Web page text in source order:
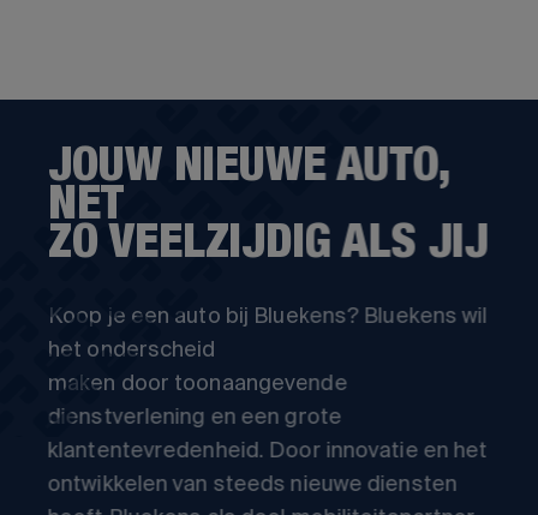
JOUW NIEUWE AUTO,
NET
ZO VEELZIJDIG ALS JIJ
Koop je een auto bij Bluekens? Bluekens wil
het onderscheid
maken door toonaangevende
dienstverlening en een grote
klantentevredenheid. Door innovatie en het
ontwikkelen van steeds nieuwe diensten